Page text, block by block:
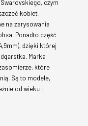
czym
kobiet.
na zarysowania
Ponadto część
dzięki której
Marka
które
Są to modele,
od wieku i